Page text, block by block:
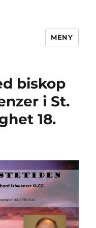
MENY
biskop
i St.
18.